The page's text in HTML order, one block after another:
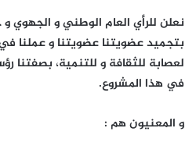
نعلن للرأي العام الوطني و الجهوي
بتجميد عضويتنا عضويتنا و عملنا
لعصابة للثقافة و للتنمية، بصفتنا
في هذا المشروع.
و المعنيون هم :